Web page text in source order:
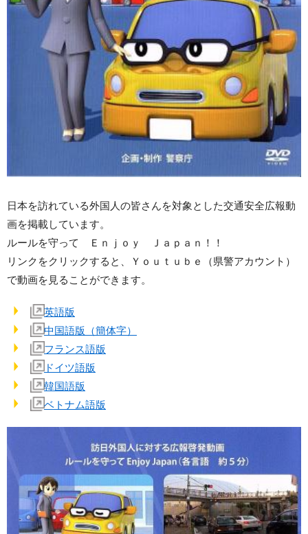
日本を訪れている外国人の皆さんを対象とした交通安全広報動
画を掲載しています。
ルールを守って Ｅｎｊｏｙ Ｊａｐａｎ！！
リンクをクリックすると、Ｙｏｕｔｕｂｅ（県警アカウント）
で動画を見ることができます。
英語版
中国語版（簡体字）
フランス語版
ドイツ語版
韓国語版
ベトナム語版